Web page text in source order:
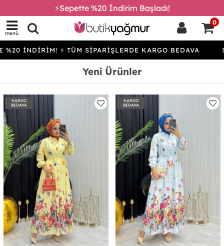
⚡Sepette %20 İndirim Başladı!
menü
0
⚡ TÜM SİPARİŞLERDE KARGO BEDAVA SEPETTE
Yeni Ürünler
KARGO
BEDAVA
KARGO
BEDAVA